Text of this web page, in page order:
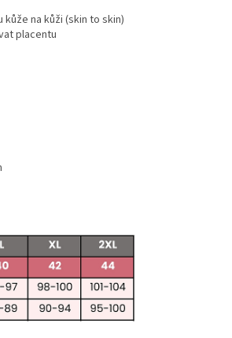
na kůži (skin to skin)
placentu